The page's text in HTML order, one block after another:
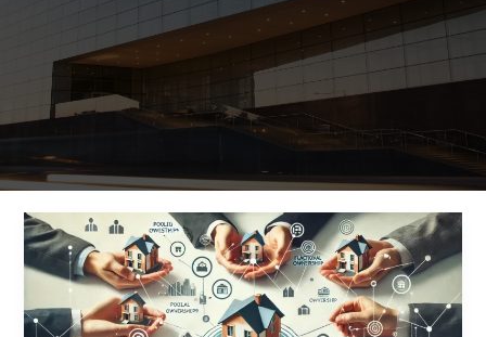
Fraccionamiento
inmobiliario:
Cómo
funciona
y